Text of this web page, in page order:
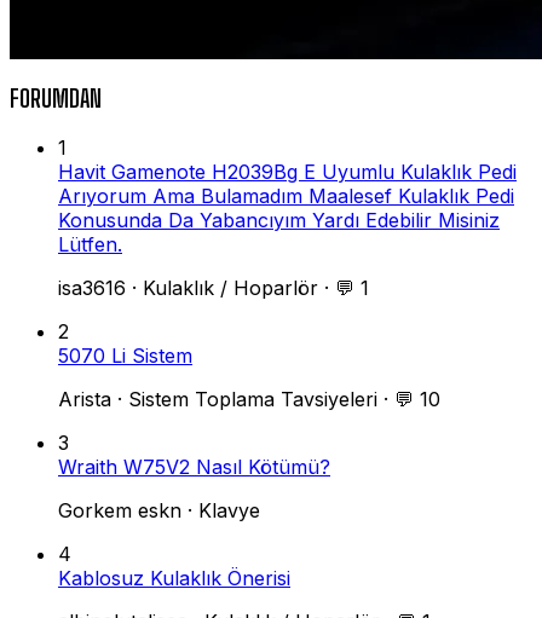
FORUMDAN
1
Havit Gamenote H2039Bg E Uyumlu Kulaklık Pedi
Arıyorum Ama Bulamadım Maalesef Kulaklık Pedi
Konusunda Da Yabancıyım Yardı Edebilir Misiniz
Lütfen.
isa3616 · Kulaklık / Hoparlör · 💬 1
2
5070 Li Sistem
Arista · Sistem Toplama Tavsiyeleri · 💬 10
3
Wraith W75V2 Nasıl Kötümü?
Gorkem eskn · Klavye
4
Kablosuz Kulaklık Önerisi